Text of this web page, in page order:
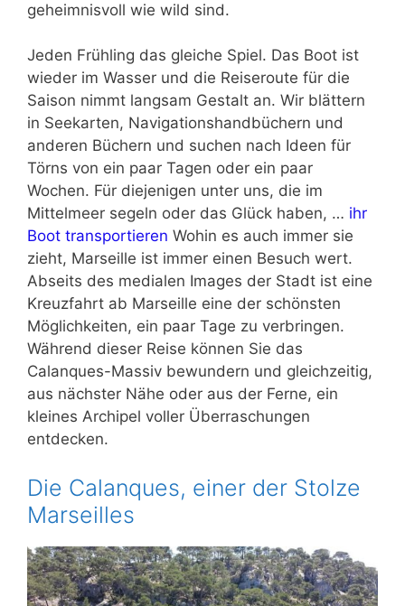
geheimnisvoll wie wild sind.
Jeden Frühling das gleiche Spiel. Das Boot ist
wieder im Wasser und die Reiseroute für die
Saison nimmt langsam Gestalt an. Wir blättern
in Seekarten, Navigationshandbüchern und
anderen Büchern und suchen nach Ideen für
Törns von ein paar Tagen oder ein paar
Wochen. Für diejenigen unter uns, die im
Mittelmeer segeln oder das Glück haben, … ihr
Boot transportieren Wohin es auch immer sie
zieht, Marseille ist immer einen Besuch wert.
Abseits des medialen Images der Stadt ist eine
Kreuzfahrt ab Marseille eine der schönsten
Möglichkeiten, ein paar Tage zu verbringen.
Während dieser Reise können Sie das
Calanques-Massiv bewundern und gleichzeitig,
aus nächster Nähe oder aus der Ferne, ein
kleines Archipel voller Überraschungen
entdecken.
Die Calanques, einer der Stolze
Marseilles